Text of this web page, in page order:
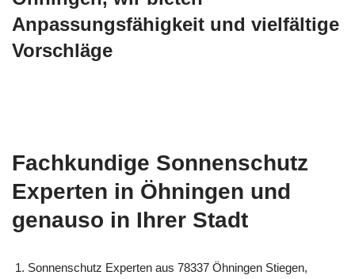
Anpassungsfähigkeit und vielfältige
Vorschläge
Fachkundige Sonnenschutz
Experten in Öhningen und
genauso in Ihrer Stadt
Sonnenschutz Experten aus 78337 Öhningen Stiegen,